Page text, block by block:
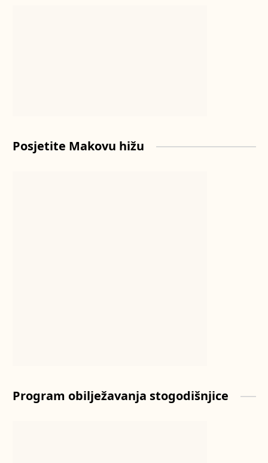
Posjetite Makovu hižu
Program obilježavanja stogodišnjice